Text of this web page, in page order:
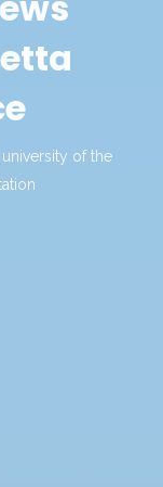
university of the